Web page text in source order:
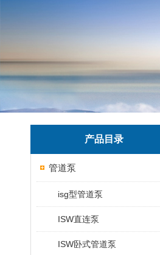
产品目录
管道泵
isg型管道泵
ISW直连泵
ISW卧式管道泵